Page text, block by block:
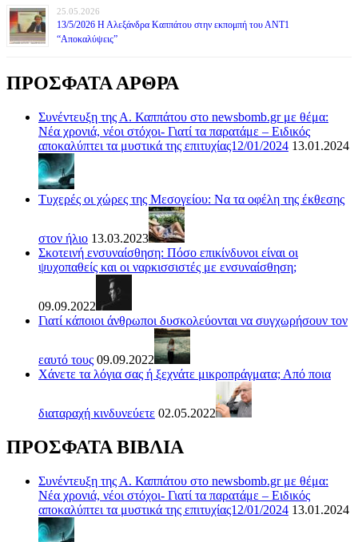
25.05.2026
13/5/2026 Η Αλεξάνδρα Καππάτου στην εκπομπή του ΑΝΤ1
“Αποκαλύψεις”
ΠΡΟΣΦΑΤΑ ΑΡΘΡΑ
Συνέντευξη της Α. Καππάτου στο newsbomb.gr με θέμα:
Νέα χρονιά, νέοι στόχοι- Γιατί τα παρατάμε – Ειδικός
αποκαλύπτει τα μυστικά της επιτυχίας12/01/2024 13.01.2024
Τυχερές οι χώρες της Μεσογείου: Να τα οφέλη της έκθεσης
στον ήλιο 13.03.2023
Σκοτεινή ενσυναίσθηση: Πόσο επικίνδυνοι είναι οι
ψυχοπαθείς και οι ναρκισσιστές με ενσυναίσθηση;
09.09.2022
Γιατί κάποιοι άνθρωποι δυσκολεύονται να συγχωρήσουν τον
εαυτό τους 09.09.2022
Χάνετε τα λόγια σας ή ξεχνάτε μικροπράγματα; Από ποια
διαταραχή κινδυνεύετε 02.05.2022
ΠΡΟΣΦΑΤΑ ΒΙΒΛΙΑ
Συνέντευξη της Α. Καππάτου στο newsbomb.gr με θέμα:
Νέα χρονιά, νέοι στόχοι- Γιατί τα παρατάμε – Ειδικός
αποκαλύπτει τα μυστικά της επιτυχίας12/01/2024 13.01.2024